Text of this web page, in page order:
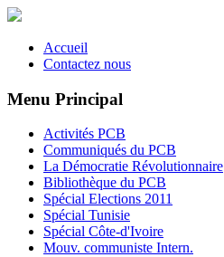
Accueil
Contactez nous
Menu Principal
Activités PCB
Communiqués du PCB
La Démocratie Révolutionnaire
Bibliothèque du PCB
Spécial Elections 2011
Spécial Tunisie
Spécial Côte-d'Ivoire
Mouv. communiste Intern.